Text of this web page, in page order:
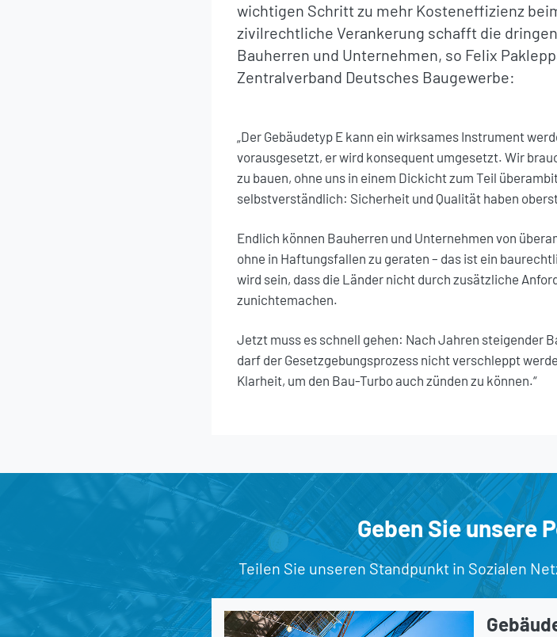
wichtigen Schritt zu mehr Kosteneffizienz
zivilrechtliche Verankerung schafft die
Bauherren und Unternehmen, so Felix
Zentralverband Deutsches Baugewerbe:
„Der Gebäudetyp E kann ein wirksames Instrument
vorausgesetzt, er wird konsequent umgesetzt. Wir
zu bauen, ohne uns in einem Dickicht zum Teil
selbstverständlich: Sicherheit und Qualität haben
Endlich können Bauherren und Unternehmen von
ohne in Haftungsfallen zu geraten – das ist ein
wird sein, dass die Länder nicht durch zusätzliche
zunichtemachen.
Jetzt muss es schnell gehen: Nach Jahren steigender
darf der Gesetzgebungsprozess nicht verschleppt
Klarheit, um den Bau-Turbo auch zünden zu können.“
Geben Sie unsere
Teilen Sie unseren Standpunkt in Sozialen